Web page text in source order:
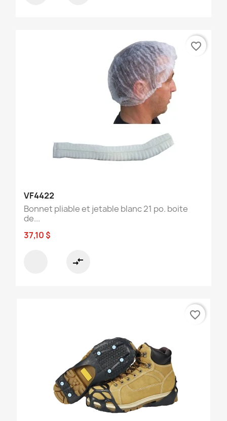
VF4422
Bonnet pliable et jetable blanc 21 po. boite
de...
37,10 $
compare_arrows
favorite_border
favorite_border